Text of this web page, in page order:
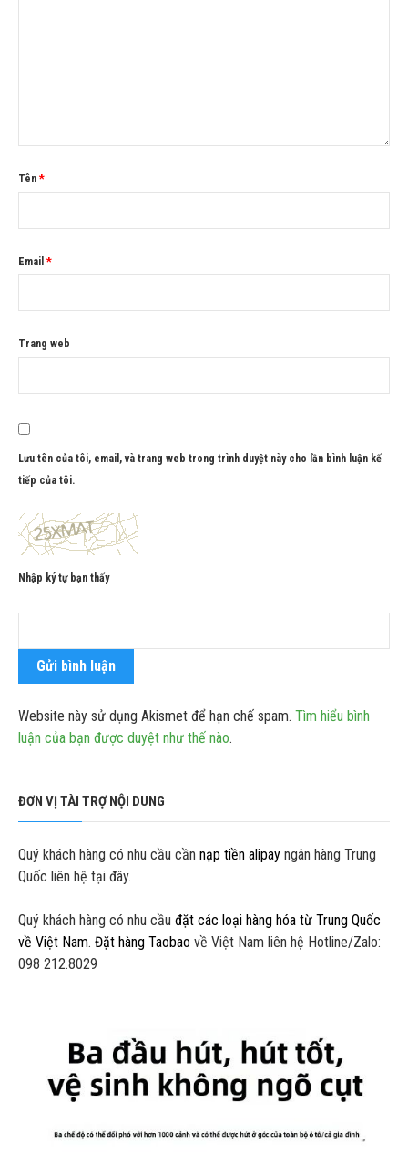
Tên *
Email *
Trang web
Lưu tên của tôi, email, và trang web trong trình duyệt này cho lần bình luận kế
tiếp của tôi.
Nhập ký tự bạn thấy
Website này sử dụng Akismet để hạn chế spam. Tìm hiểu bình
luận của bạn được duyệt như thế nào.
ĐƠN VỊ TÀI TRỢ NỘI DUNG
Quý khách hàng có nhu cầu cần nạp tiền alipay ngân hàng Trung
Quốc liên hệ tại đây.
Quý khách hàng có nhu cầu đặt các loại hàng hóa từ Trung Quốc
về Việt Nam. Đặt hàng Taobao về Việt Nam liên hệ Hotline/Zalo:
098 212.8029